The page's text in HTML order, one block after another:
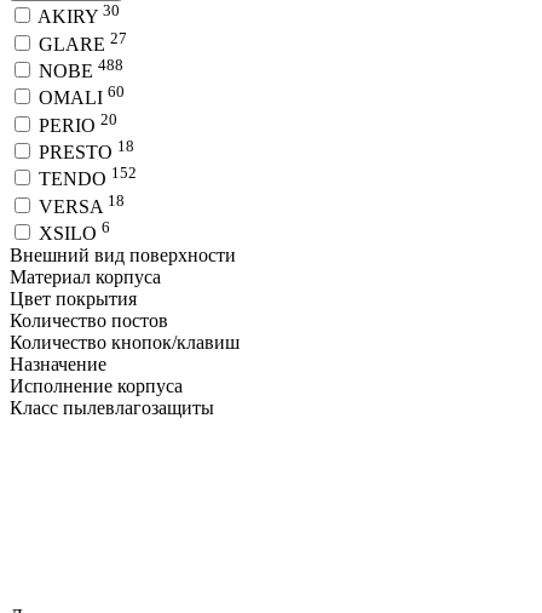
AKIRY 30
GLARE 27
NOBE 488
OMALI 60
PERIO 20
PRESTO 18
TENDO 152
VERSA 18
XSILO 6
Внешний вид поверхности
Материал корпуса
Цвет покрытия
Количество постов
Количество кнопок/клавиш
Назначение
Исполнение корпуса
Класс пылевлагозащиты